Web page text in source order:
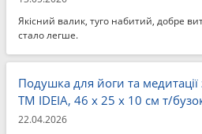
Якісний валик, туго набитий, добре
стало легше.
Подушка для йоги та
ТМ IDEIA, 46 x 25 x 10 см т/
22.04.2026